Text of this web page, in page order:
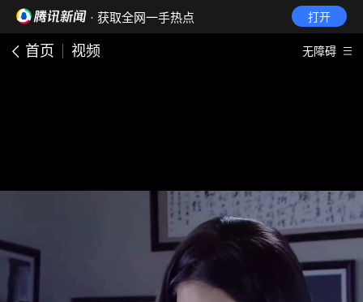
· 获取全网一手热点 打开
首页 视频 无障碍